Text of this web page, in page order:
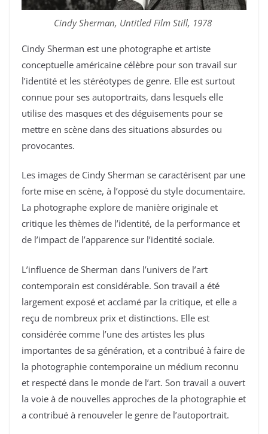
Cindy Sherman, Untitled Film Still, 1978
Cindy Sherman est une photographe et artiste
conceptuelle américaine célèbre pour son travail sur
l’identité et les stéréotypes de genre. Elle est surtout
connue pour ses autoportraits, dans lesquels elle
utilise des masques et des déguisements pour se
mettre en scène dans des situations absurdes ou
provocantes.
Les images de Cindy Sherman se caractérisent par une
forte mise en scène, à l’opposé du style documentaire.
La photographe explore de manière originale et
critique les thèmes de l’identité, de la performance et
de l’impact de l’apparence sur l’identité sociale.
L’influence de Sherman dans l’univers de l’art
contemporain est considérable. Son travail a été
largement exposé et acclamé par la critique, et elle a
reçu de nombreux prix et distinctions. Elle est
considérée comme l’une des artistes les plus
importantes de sa génération, et a contribué à faire de
la photographie contemporaine un médium reconnu
et respecté dans le monde de l’art. Son travail a ouvert
la voie à de nouvelles approches de la photographie et
a contribué à renouveler le genre de l’autoportrait.